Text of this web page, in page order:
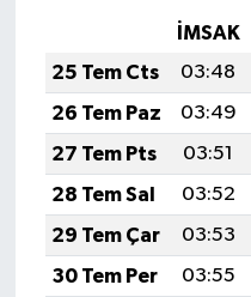
İMSAK
25 Tem Cts
03:48
26 Tem Paz
03:49
27 Tem Pts
03:51
28 Tem Sal
03:52
29 Tem Çar
03:53
30 Tem Per
03:55